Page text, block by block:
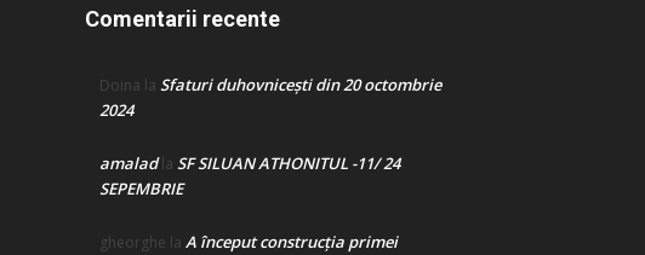
Comentarii recente
Doina la Sfaturi duhovnicești din 20 octombrie
2024
amaladla SF SILUAN ATHONITUL -11/ 24
SEPEMBRIE
gheorghe la A început construcţia primei